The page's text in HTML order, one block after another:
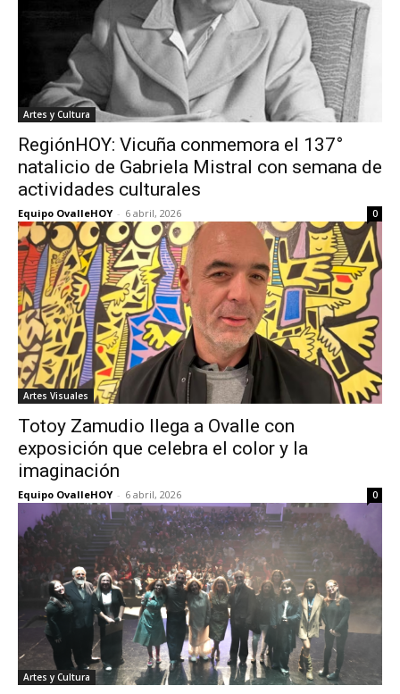
Artes y Cultura
RegiónHOY: Vicuña conmemora el 137°
natalicio de Gabriela Mistral con semana de
actividades culturales
Equipo OvalleHOY - 6 abril, 2026 0
Artes Visuales
Totoy Zamudio llega a Ovalle con
exposición que celebra el color y la
imaginación
Equipo OvalleHOY - 6 abril, 2026 0
Artes y Cultura